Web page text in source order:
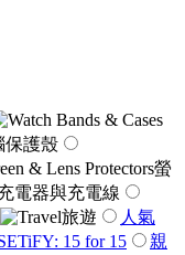
保護殼
螢
電器與充電線
旅遊
人氣
15 for 15
親